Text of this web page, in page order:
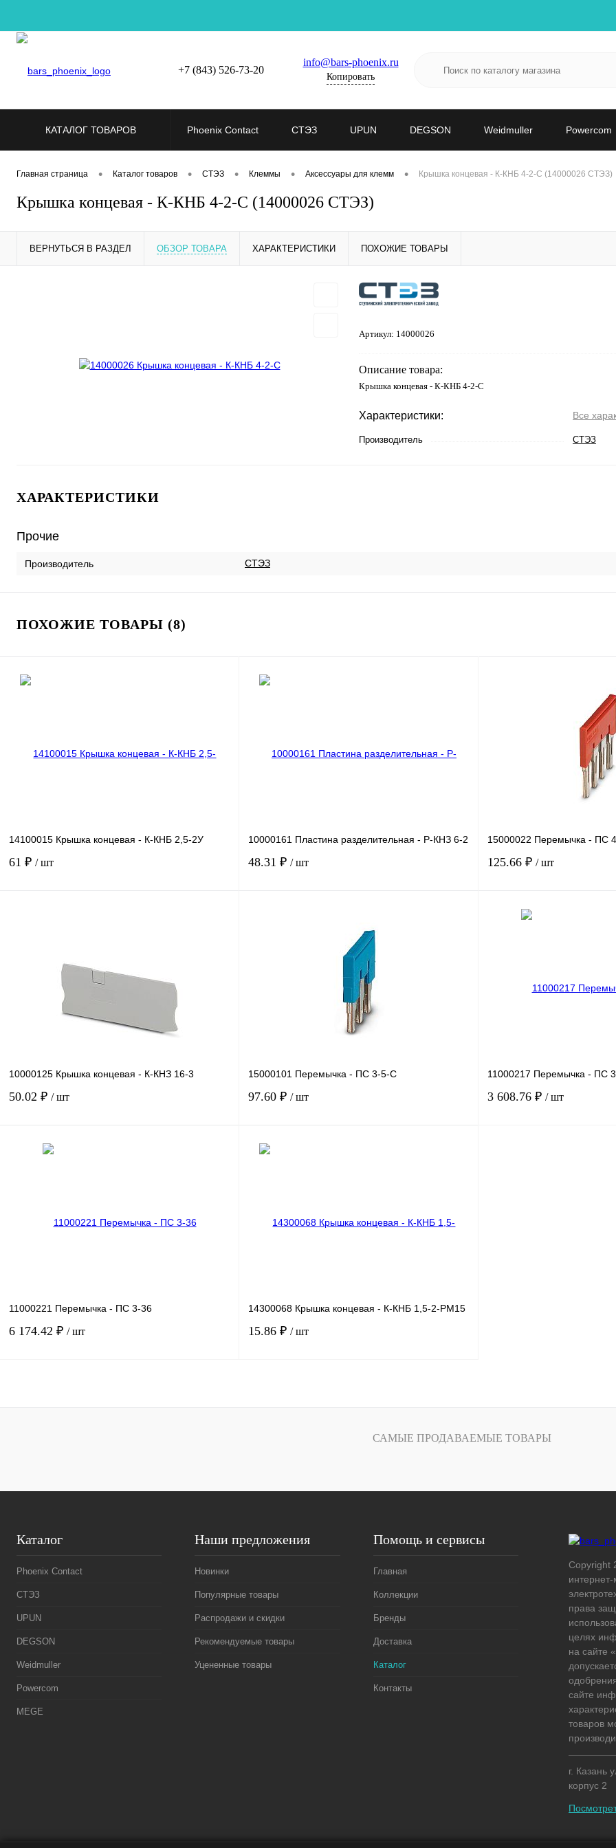
+7 (843) 526-73-20
info@bars-phoenix.ru
Копировать
КАТАЛОГ ТОВАРОВ Phoenix Contact СТЭЗ UPUN DEGSON Weidmuller Powercom
Главная страница • Каталог товаров • СТЭЗ • Клеммы • Аксессуары для клемм • Крышка концевая - К-КНБ 4-2-С (14000026 СТЭЗ)
Крышка концевая - К-КНБ 4-2-С (14000026 СТЭЗ)
ВЕРНУТЬСЯ В РАЗДЕЛ ОБЗОР ТОВАРА ХАРАКТЕРИСТИКИ ПОХОЖИЕ ТОВАРЫ
Артикул: 14000026
Описание товара:
Крышка концевая - К-КНБ 4-2-С
Характеристики: Все
Производитель СТЭЗ
ХАРАКТЕРИСТИКИ
Прочие
Производитель СТЭЗ
ПОХОЖИЕ ТОВАРЫ (8)
14100015 Крышка концевая - К-КНБ 2,5-2У
61 ₽ / шт
Под заказ
10000161 Пластина разделительная - Р-КНЗ 6-2
48.31 ₽ / шт
Сравнение
Под заказ
15000022 Перемычка - ПС
125.66 ₽ / шт
10000125 Крышка концевая - К-КНЗ 16-3
50.02 ₽ / шт
15000101 Перемычка - ПС 3-5-С
97.60 ₽ / шт
11000217 Перемычка - ПС
3 608.76 ₽ / шт
11000221 Перемычка - ПС 3-36
6 174.42 ₽ / шт
14300068 Крышка концевая - К-КНБ 1,5-2-РМ15
15.86 ₽ / шт
САМЫЕ ПРОДАВАЕМЫЕ ТОВАРЫ
Каталог
Phoenix Contact
СТЭЗ
UPUN
DEGSON
Weidmuller
Powercom
MEGE
Наши предложения
Новинки
Популярные товары
Распродажи и скидки
Рекомендуемые товары
Уцененные товары
Помощь и сервисы
Главная
Коллекции
Бренды
Доставка
Каталог
Контакты
Copyright
интернет-
права
целях
на сайте
сайте
товаров
г. Казань
корпус 2